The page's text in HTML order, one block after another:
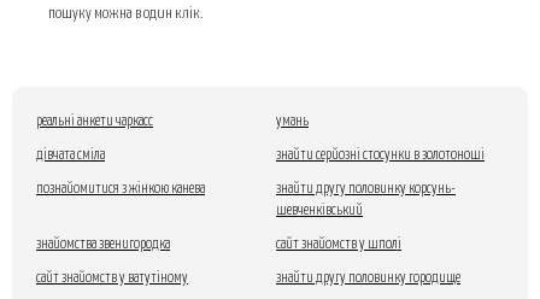
пошуку можна в один клік.
реальні анкети чаркасс умань
дівчата сміла знайти серйозні стосунки в золотоноші
познайомитися з жінкою канева
знайти другу половинку корсунь-
шевченківський
знайомства звенигородка сайт знайомств у шполі
сайт знайомств у ватутіному знайти другу половинку городище